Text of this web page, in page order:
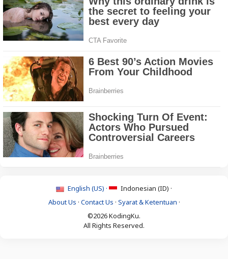
English (US) ·
Indonesian (ID) ·
About Us · Contact Us · Syarat & Ketentuan ·
©2026 KodingKu.
All Rights Reserved.